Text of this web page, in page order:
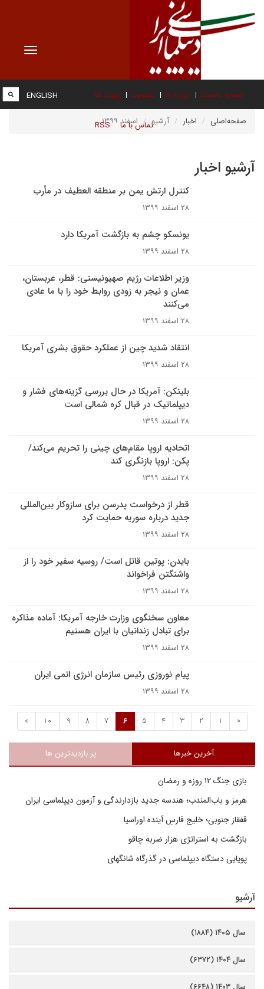
Toggle
صفحه نخست درباره ما عضویت پیوند ها
تماس با ما RSS
ENGLISH
صفحه‌اصلی اخبار آرشیو اسفند ۱۳۹۹
آرشیو اخبار
کنترل ارتش یمن بر منطقه العطیف در مأرب
۲۸ اسفند ۱۳۹۹
یونسکو چشم به بازگشت آمریکا دارد
۲۸ اسفند ۱۳۹۹
وزیر اطلاعات رژیم صهیونیستی: قطر، عربستان،
عمان و نیجر به زودی روابط خود را با ما عادی
می‌کنند
۲۸ اسفند ۱۳۹۹
انتقاد شدید چین از عملکرد حقوق بشری آمریکا
۲۸ اسفند ۱۳۹۹
بلینکن: آمریکا در حال بررسی گزینه‌های فشار و
دیپلماتیک در قبال کره شمالی است
۲۸ اسفند ۱۳۹۹
اتحادیه اروپا مقام‌های چینی را تحریم می‌کند/
پکن: اروپا بازنگری کند
۲۸ اسفند ۱۳۹۹
قطر از درخواست پدرسن برای سازوکار بین‌المللی
جدید درباره سوریه حمایت کرد
۲۸ اسفند ۱۳۹۹
بایدن: پوتین قاتل است/ روسیه سفیر خود را از
واشنگتن فراخواند
۲۸ اسفند ۱۳۹۹
معاون سخنگوی وزارت خارجه آمریکا: آماده مذاکره
برای تبادل زندانیان با ایران هستیم
۲۸ اسفند ۱۳۹۹
پیام نوروزی رئیس سازمان انرژی اتمی ایران
۲۸ اسفند ۱۳۹۹
«
1
2
3
4
5
6
7
8
9
10
»
آخرین خبرها پر بازدیدترین ها
بازی جنگ ۱۲ روزه و رمضان
هرمز و باب‌المندب؛ هندسه جدید بازدارندگی و آزمون دیپلماسی ایران
قفقاز جنوبی؛ خلیج فارسِ آینده اوراسیا
بازگشت به استراتژی هزار ضربه چاقو
پویایی دستگاه دیپلماسی در گذرگاه شانگهای
آرشیو
سال ۱۴۰۵ (۱۸۸۴)
سال ۱۴۰۴ (۶۳۷۲)